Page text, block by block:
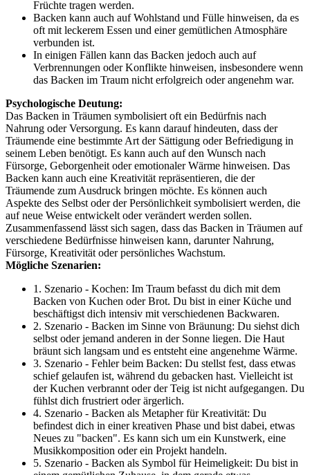
Früchte tragen werden.
Backen kann auch auf Wohlstand und Fülle hinweisen, da es
oft mit leckerem Essen und einer gemütlichen Atmosphäre
verbunden ist.
In einigen Fällen kann das Backen jedoch auch auf
Verbrennungen oder Konflikte hinweisen, insbesondere wenn
das Backen im Traum nicht erfolgreich oder angenehm war.
Psychologische Deutung:
Das Backen in Träumen symbolisiert oft ein Bedürfnis nach
Nahrung oder Versorgung. Es kann darauf hindeuten, dass der
Träumende eine bestimmte Art der Sättigung oder Befriedigung in
seinem Leben benötigt. Es kann auch auf den Wunsch nach
Fürsorge, Geborgenheit oder emotionaler Wärme hinweisen. Das
Backen kann auch eine Kreativität repräsentieren, die der
Träumende zum Ausdruck bringen möchte. Es können auch
Aspekte des Selbst oder der Persönlichkeit symbolisiert werden, die
auf neue Weise entwickelt oder verändert werden sollen.
Zusammenfassend lässt sich sagen, dass das Backen in Träumen auf
verschiedene Bedürfnisse hinweisen kann, darunter Nahrung,
Fürsorge, Kreativität oder persönliches Wachstum.
Mögliche Szenarien:
1. Szenario - Kochen: Im Traum befasst du dich mit dem
Backen von Kuchen oder Brot. Du bist in einer Küche und
beschäftigst dich intensiv mit verschiedenen Backwaren.
2. Szenario - Backen im Sinne von Bräunung: Du siehst dich
selbst oder jemand anderen in der Sonne liegen. Die Haut
bräunt sich langsam und es entsteht eine angenehme Wärme.
3. Szenario - Fehler beim Backen: Du stellst fest, dass etwas
schief gelaufen ist, während du gebacken hast. Vielleicht ist
der Kuchen verbrannt oder der Teig ist nicht aufgegangen. Du
fühlst dich frustriert oder ärgerlich.
4. Szenario - Backen als Metapher für Kreativität: Du
befindest dich in einer kreativen Phase und bist dabei, etwas
Neues zu "backen". Es kann sich um ein Kunstwerk, eine
Musikkomposition oder ein Projekt handeln.
5. Szenario - Backen als Symbol für Heimeligkeit: Du bist in